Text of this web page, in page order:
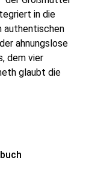
in die
authentischen
ahnungslose
dem vier
glaubt die